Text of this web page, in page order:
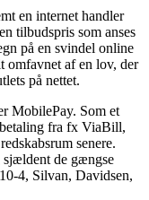
en internet handler
tilbudspris som anses
på en svindel online
omfavnet af en lov, der
på nettet.
MobilePay. Som et
fra fx ViaBill,
senere.
sjældent de gængse
4, Silvan, Davidsen,